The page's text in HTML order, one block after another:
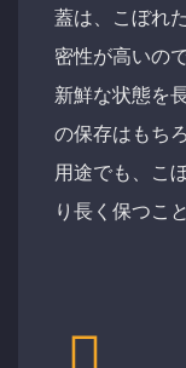
蓋は、こぼれ
密性が高いの
新鮮な状態を
の保存はもち
用途でも、こ
り長く保つこ